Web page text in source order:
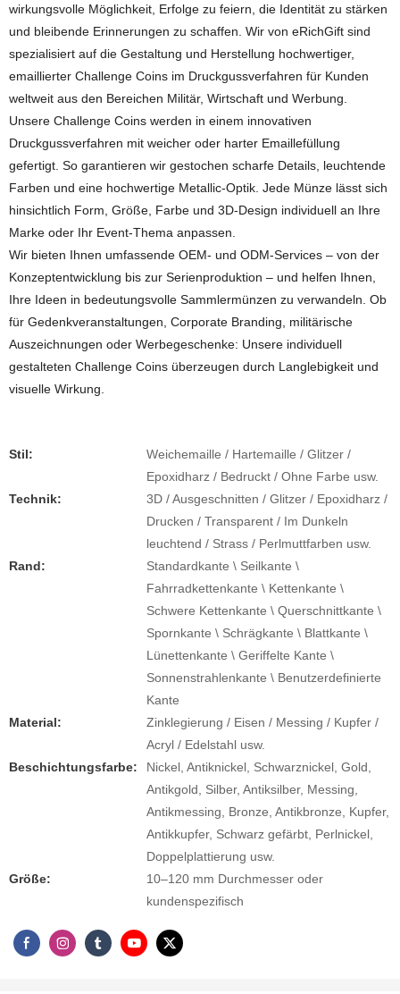
wirkungsvolle Möglichkeit, Erfolge zu feiern, die Identität zu stärken
und bleibende Erinnerungen zu schaffen. Wir von eRichGift sind
spezialisiert auf die Gestaltung und Herstellung hochwertiger,
emaillierter Challenge Coins im Druckgussverfahren für Kunden
weltweit aus den Bereichen Militär, Wirtschaft und Werbung.
Unsere Challenge Coins werden in einem innovativen
Druckgussverfahren mit weicher oder harter Emaillefüllung
gefertigt. So garantieren wir gestochen scharfe Details, leuchtende
Farben und eine hochwertige Metallic-Optik. Jede Münze lässt sich
hinsichtlich Form, Größe, Farbe und 3D-Design individuell an Ihre
Marke oder Ihr Event-Thema anpassen.
Wir bieten Ihnen umfassende OEM- und ODM-Services – von der
Konzeptentwicklung bis zur Serienproduktion – und helfen Ihnen,
Ihre Ideen in bedeutungsvolle Sammlermünzen zu verwandeln. Ob
für Gedenkveranstaltungen, Corporate Branding, militärische
Auszeichnungen oder Werbegeschenke: Unsere individuell
gestalteten Challenge Coins überzeugen durch Langlebigkeit und
visuelle Wirkung.
Stil:
Weichemaille / Hartemaille / Glitzer /
Epoxidharz / Bedruckt / Ohne Farbe usw.
Technik:
3D / Ausgeschnitten / Glitzer / Epoxidharz /
Drucken / Transparent / Im Dunkeln
leuchtend / Strass / Perlmuttfarben usw.
Rand:
Standardkante \ Seilkante \
Fahrradkettenkante \ Kettenkante \
Schwere Kettenkante \ Querschnittkante \
Spornkante \ Schrägkante \ Blattkante \
Lünettenkante \ Geriffelte Kante \
Sonnenstrahlenkante \ Benutzerdefinierte
Kante
Material:
Zinklegierung / Eisen / Messing / Kupfer /
Acryl / Edelstahl usw.
Beschichtungsfarbe:
Nickel, Antiknickel, Schwarznickel, Gold,
Antikgold, Silber, Antiksilber, Messing,
Antikmessing, Bronze, Antikbronze, Kupfer,
Antikkupfer, Schwarz gefärbt, Perlnickel,
Doppelplattierung usw.
Größe:
10–120 mm Durchmesser oder
kundenspezifisch